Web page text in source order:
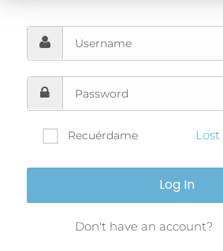
Recuérdame
Don't have an account?